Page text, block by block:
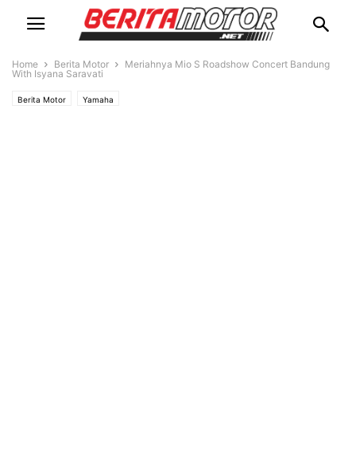
Home Berita Motor
Meriahnya Mio S Roadshow Concert Bandung
With Isyana Saravati
Berita Motor Yamaha